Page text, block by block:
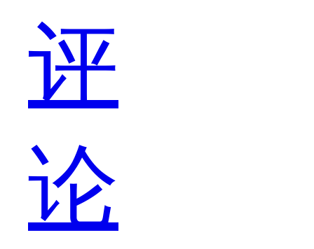
惊
喜
评
论